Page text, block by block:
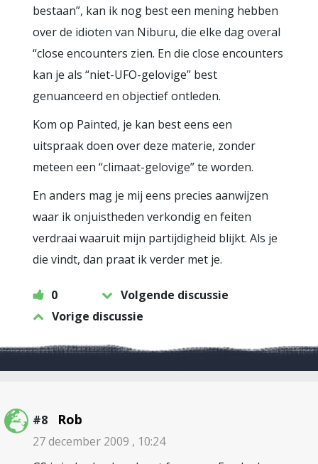
bestaan”, kan ik nog best een mening hebben
over de idioten van Niburu, die elke dag overal
“close encounters zien. En die close encounters
kan je als “niet-UFO-gelovige” best
genuanceerd en objectief ontleden.
Kom op Painted, je kan best eens een
uitspraak doen over deze materie, zonder
meteen een “climaat-gelovige” te worden.
En anders mag je mij eens precies aanwijzen
waar ik onjuistheden verkondig en feiten
verdraai waaruit mijn partijdigheid blijkt. Als je
die vindt, dan praat ik verder met je.
0
Volgende discussie
Vorige discussie
#8 Rob
27 december 2009 , 10:24